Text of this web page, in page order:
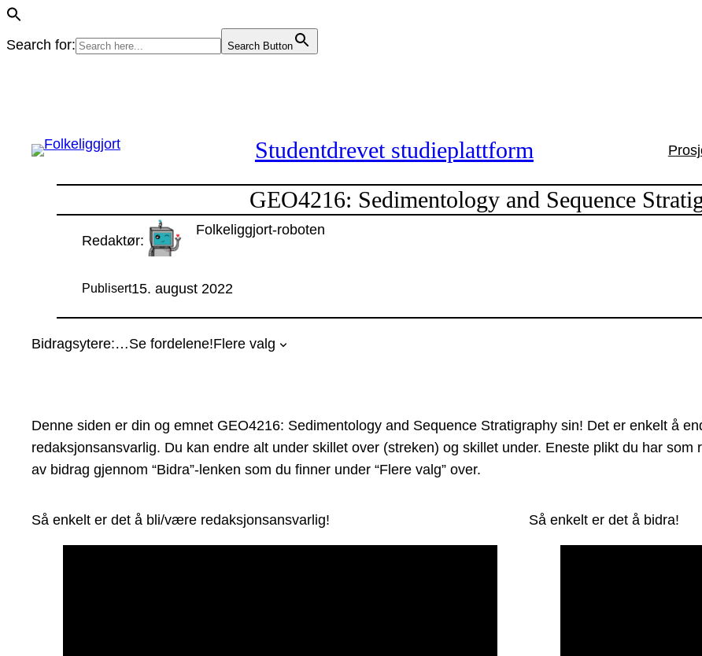
Search for: Search Button
Studentdrevet studieplattform
GEO4216: Sedimentology and Sequence
Redaktør:
Folkeliggjort-roboten
Publisert15. august 2022
Bidragsytere:…Se fordelene!Flere valg
Denne siden er din og emnet GEO4216: Sedimentology and Sequence Stratigraphy sin! Det er enkelt å
redaksjonsansvarlig. Du kan endre alt under skillet over (streken) og skillet under. Eneste plikt du har
av bidrag gjennom “Bidra”-lenken som du finner under “Flere valg” over.
Så enkelt er det å bli/være redaksjonsansvarlig! Så enkelt er det å bidra!